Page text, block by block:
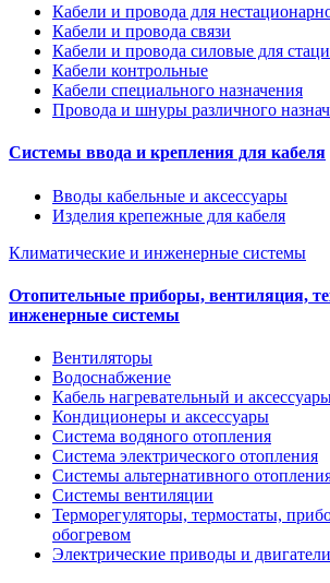
Кабели и провода для
Кабели и провода связи
Кабели и провода силовые для
Кабели контрольные
Кабели специального назначения
Провода и шнуры различного
Системы ввода и крепления для кабеля
Вводы кабельные и аксессуары
Изделия крепежные для кабеля
Климатические и инженерные системы
Отопительные приборы, вентиляция,
инженерные системы
Вентиляторы
Водоснабжение
Кабель нагревательный и
Кондиционеры и аксессуары
Система водяного отопления
Система электрического отопления
Системы альтернативного
Системы вентиляции
Терморегуляторы, термостаты,
обогревом
Электрические приводы и двигатели